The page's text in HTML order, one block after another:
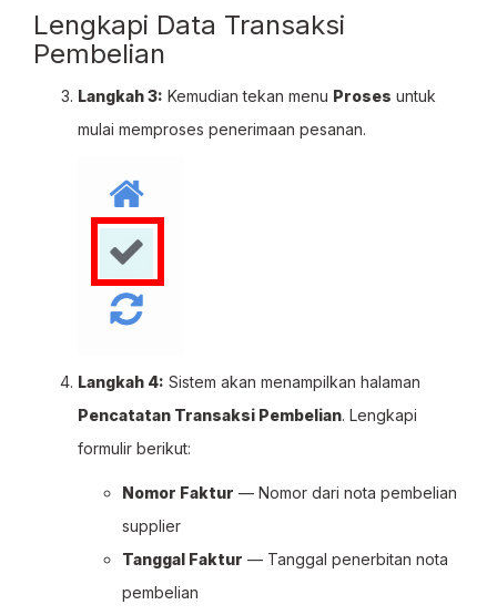
Lengkapi Data Transaksi
Pembelian
Langkah 3: Kemudian tekan menu Proses untuk
mulai memproses penerimaan pesanan.
Langkah 4: Sistem akan menampilkan halaman
Pencatatan Transaksi Pembelian. Lengkapi
formulir berikut:
Nomor Faktur — Nomor dari nota pembelian
supplier
Tanggal Faktur — Tanggal penerbitan nota
pembelian